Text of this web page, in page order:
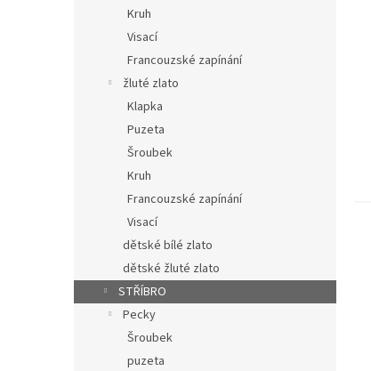
Kruh
Visací
Francouzské zapínání
žluté zlato
Klapka
Puzeta
Šroubek
Kruh
Francouzské zapínání
Visací
dětské bílé zlato
dětské žluté zlato
STŘÍBRO
Pecky
Šroubek
puzeta